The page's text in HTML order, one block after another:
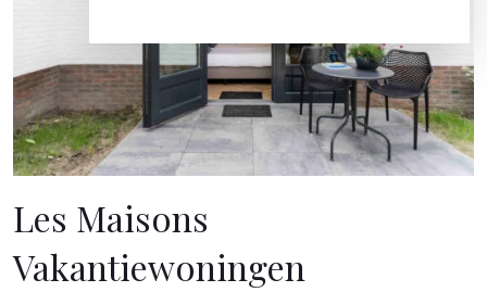
Les Maisons
Vakantiewoningen